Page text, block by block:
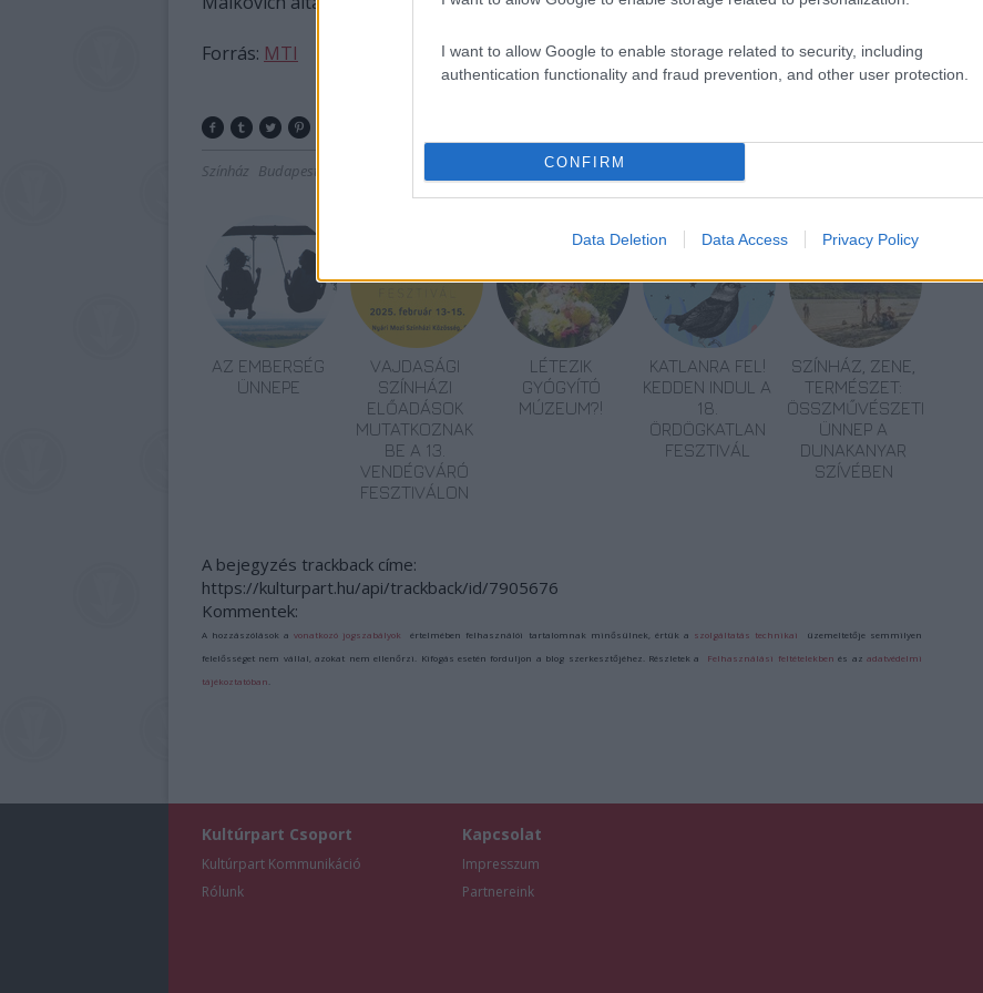
I want to allow Google to enable storage related to security, including
authentication functionality and fraud prevention, and other user protection.
CONFIRM
Data Deletion Data Access Privacy Policy
Forrás: MTI
Színház Budapest
AZ EMBERSÉG
ÜNNEPE
VAJDASÁGI
SZÍNHÁZI
ELŐADÁSOK
MUTATKOZNAK
BE A 13.
VENDÉGVÁRÓ
FESZTIVÁLON
LÉTEZIK
GYÓGYÍTÓ
MÚZEUM?!
KATLANRA FEL!
KEDDEN INDUL A
18.
ÖRDÖGKATLAN
FESZTIVÁL
SZÍNHÁZ, ZENE,
TERMÉSZET:
ÖSSZMŰVÉSZETI
ÜNNEP A
DUNAKANYAR
SZÍVÉBEN
A bejegyzés trackback címe:
https://kulturpart.hu/api/trackback/id/7905676
Kommentek:
A hozzászólások avonatkozó jogszabályok értelmében felhasználói tartalomnak minősülnek, értük a szolgáltatás technikai üzemeltetője semmilyen
felelősséget nem vállal, azokat nem ellenőrzi. Kifogás esetén forduljon a blog szerkesztőjéhez. Részletek a Felhasználási feltételekben és azadatvédelmi
tájékoztatóban
Kultúrpart Csoport
Kultúrpart Kommunikáció
Rólunk
Kapcsolat
Impresszum
Partnereink